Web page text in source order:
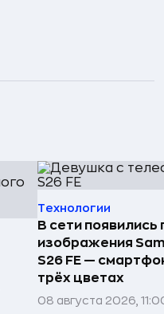
Технологии
В сети появились
изображения
S26 FE —
трёх цветах
08 августа 2026,